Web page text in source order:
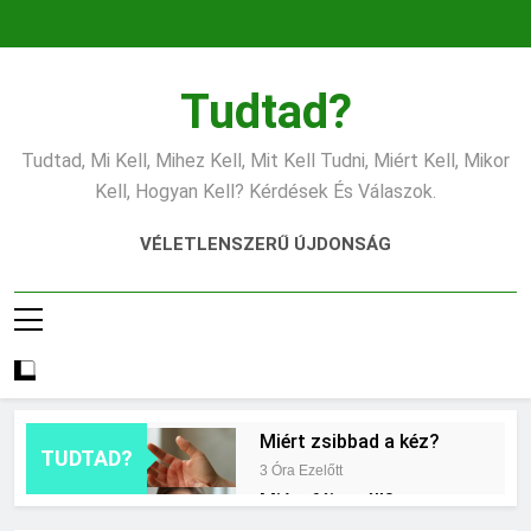
Tudtad?
Tudtad, Mi Kell, Mihez Kell, Mit Kell Tudni, Miért Kell, Mikor
Kell, Hogyan Kell? Kérdések És Válaszok.
VÉLETLENSZERŰ ÚJDONSÁG
TUDTAD?
Miért zsibbad a kéz?
3 Óra Ezelőtt
Miért fáj a váll?